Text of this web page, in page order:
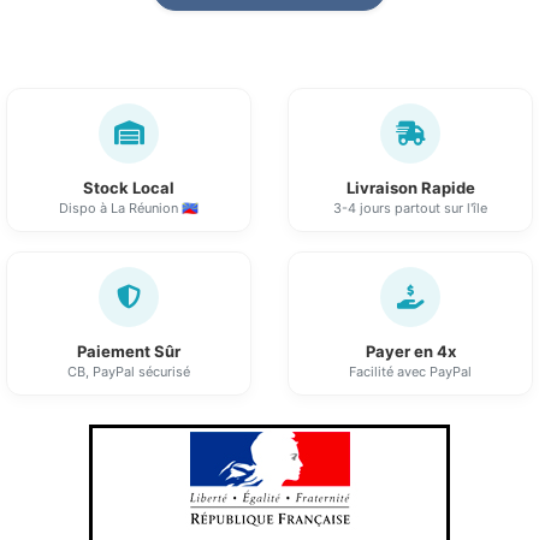
Stock Local
Dispo à La Réunion 🇷🇪
Livraison Rapide
3-4 jours partout sur l'île
Paiement Sûr
CB, PayPal sécurisé
Payer en 4x
Facilité avec PayPal